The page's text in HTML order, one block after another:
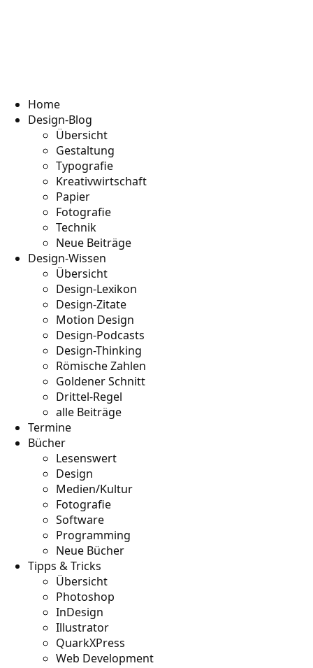
Home
Design-Blog
Übersicht
Gestaltung
Typografie
Kreativwirtschaft
Papier
Fotografie
Technik
Neue Beiträge
Design-Wissen
Übersicht
Design-Lexikon
Design-Zitate
Motion Design
Design-Podcasts
Design-Thinking
Römische Zahlen
Goldener Schnitt
Drittel-Regel
alle Beiträge
Termine
Bücher
Lesenswert
Design
Medien/Kultur
Fotografie
Software
Programming
Neue Bücher
Tipps & Tricks
Übersicht
Photoshop
InDesign
Illustrator
QuarkXPress
Web Development